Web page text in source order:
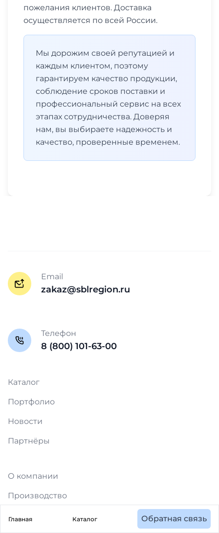
пожелания клиентов. Доставка
осуществляется по всей России.
Мы дорожим своей репутацией и
каждым клиентом, поэтому
гарантируем качество продукции,
соблюдение сроков поставки и
профессиональный сервис на всех
этапах сотрудничества. Доверяя
нам, вы выбираете надежность и
качество, проверенные временем.
Главная Каталог Обратная связь
Email
zakaz@sblregion.ru
Телефон
8 (800) 101-63-00
Каталог
Портфолио
Новости
Партнёры
О компании
Производство
Вакансии